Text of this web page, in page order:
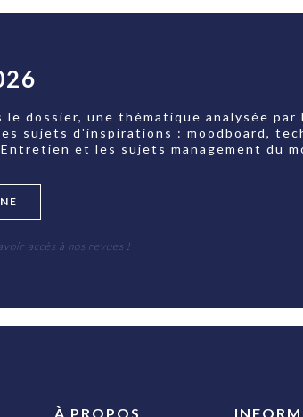
dossier, une thématique analysée par
sujets d'inspirations : moodboard,
et les sujets management du
accès à nos revues !
À PROPOS